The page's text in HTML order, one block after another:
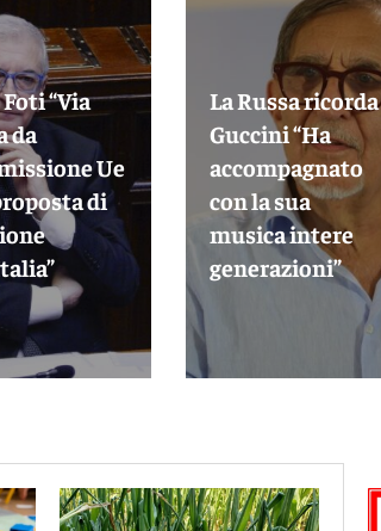
“Via
da
Ue
di
La Russa ricorda
Guccini “Ha
accompagnato
con la sua
musica intere
generazioni”